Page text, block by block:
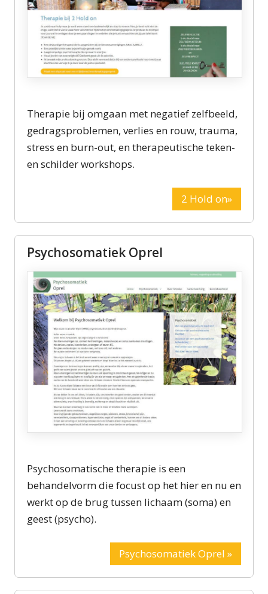
Therapie bij omgaan met negatief zelfbeeld,
gedragsproblemen, verlies en rouw, trauma,
stress en burn-out, en therapeutische teken-
en schilder workshops.
2 Hold on»
Psychosomatiek Oprel
Psychosomatische therapie is een
behandelvorm die focust op het hier en nu en
werkt op de brug tussen lichaam (soma) en
geest (psycho).
Psychosomatiek Oprel »